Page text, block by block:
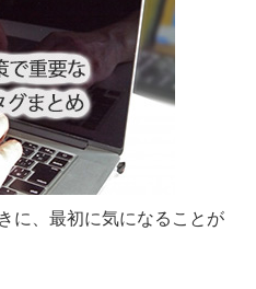
に、最初に気になることが